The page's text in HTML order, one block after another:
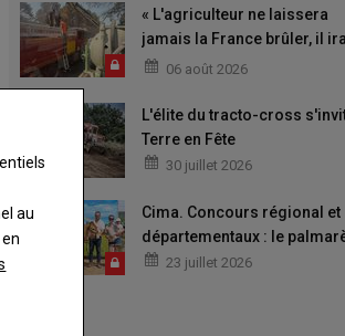
« L'agriculteur ne laissera
jamais la France brûler, il ira
aider »06 août 2026
L'élite du tracto-cross
Terre en Fête
30 juillet 2026
Cima. Concours régional et
départementaux : le
23 juillet 2026
au